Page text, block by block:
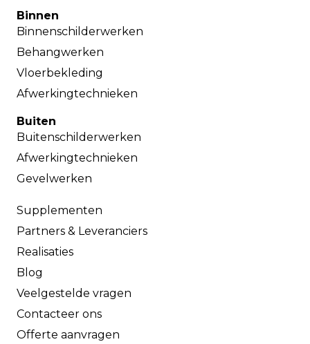
Binnen
Binnenschilderwerken
Behangwerken
Vloerbekleding
Afwerkingtechnieken
Buiten
Buitenschilderwerken
Afwerkingtechnieken
Gevelwerken
Supplementen
Partners & Leveranciers
Realisaties
Blog
Veelgestelde vragen
Contacteer ons
Offerte aanvragen